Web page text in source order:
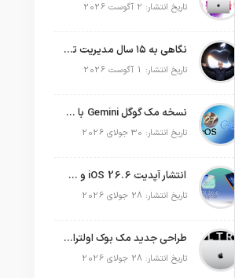
تاریخ انتشار: 2 آگوست 2026
نگاهی به ۱۵ سال مدیریت تیم کوک در اپل
تاریخ انتشار: 1 آگوست 2026
نسخه مک گوگل Gemini با قابلیت تحلیل صفحه و دستورات صوتی در به‌روزرسانی جدید
تاریخ انتشار: 30 جولای 2026
انتشار آپدیت iOS 26.6 و iPadOS 26.6
تاریخ انتشار: 28 جولای 2026
طراحی جدید مک بوک اولترا فاش شد
تاریخ انتشار: 28 جولای 2026